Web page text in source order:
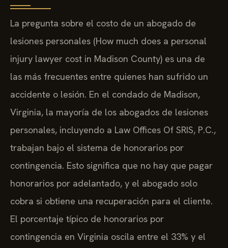
La pregunta sobre el costo de un abogado de
lesiones personales (How much does a personal
injury lawyer cost in Madison County) es una de
las más frecuentes entre quienes han sufrido un
accidente o lesión. En el condado de Madison,
Virginia, la mayoría de los abogados de lesiones
personales, incluyendo a Law Offices Of SRIS, P.C.,
trabajan bajo el sistema de honorarios por
contingencia. Esto significa que no hay que pagar
honorarios por adelantado, y el abogado solo
cobra si obtiene una recuperación para el cliente.
El porcentaje típico de honorarios por
contingencia en Virginia oscila entre el 33% y el